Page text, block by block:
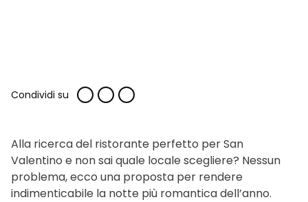
Condividi su
Alla ricerca del ristorante perfetto per San
Valentino e non sai quale locale scegliere? Nessun
problema, ecco una proposta per rendere
indimenticabile la notte più romantica dell’anno.